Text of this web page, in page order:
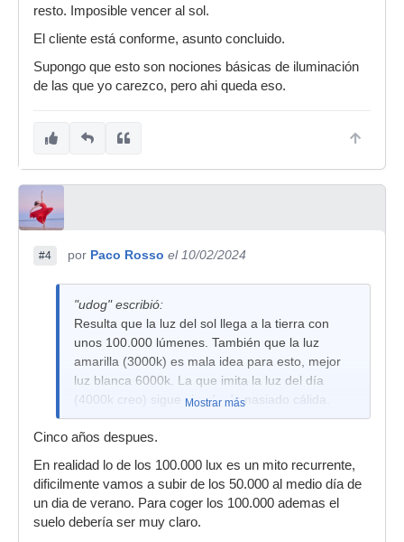
resto. Imposible vencer al sol.
El cliente está conforme, asunto concluido.
Supongo que esto son nociones básicas de iluminación
de las que yo carezco, pero ahi queda eso.
#4 por Paco Rosso el 10/02/2024
"udog" escribió:
Resulta que la luz del sol llega a la tierra con
unos 100.000 lúmenes. También que la luz
amarilla (3000k) es mala idea para esto, mejor
luz blanca 6000k. La que imita la luz del día
(4000k creo) sigue siendo demasiado cálida.
Mostrar más
Cinco años despues.
En realidad lo de los 100.000 lux es un mito recurrente,
dificilmente vamos a subir de los 50.000 al medio día de
un dia de verano. Para coger los 100.000 ademas el
suelo debería ser muy claro.